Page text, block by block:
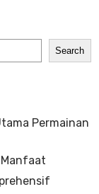
Search
Permainan